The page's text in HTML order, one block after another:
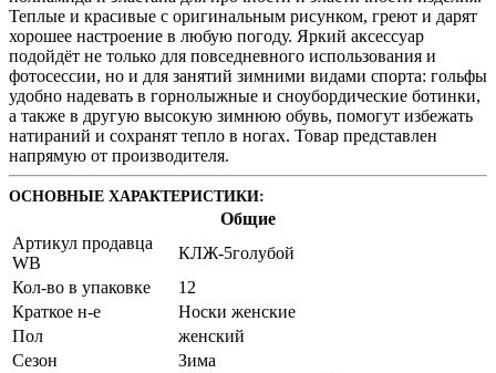
Теплые и красивые с оригинальным рисунком, греют и дарят
хорошее настроение в любую погоду. Яркий аксессуар
подойдёт не только для повседневного использования и
фотосессии, но и для занятий зимними видами спорта: гольфы
удобно надевать в горнолыжные и сноубордические ботинки,
а также в другую высокую зимнюю обувь, помогут избежать
натираний и сохранят тепло в ногах. Товар представлен
напрямую от производителя.
ОСНОВНЫЕ ХАРАКТЕРИСТИКИ:
Общие
Артикул продавца
WB
КЛЖ-5голубой
Кол-во в упаковке
12
Краткое н-е
Носки женские
Пол
женский
Сезон
Зима